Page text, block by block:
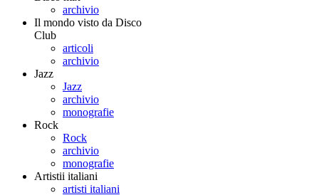
archivio
Il mondo visto da Disco
Club
articoli
archivio
Jazz
Jazz
archivio
monografie
Rock
Rock
archivio
monografie
Artistii italiani
artisti italiani